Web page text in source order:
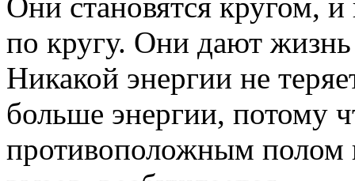
по кругу. Они дают
Никакой энергии не
больше энергии, потому
противоположным полом